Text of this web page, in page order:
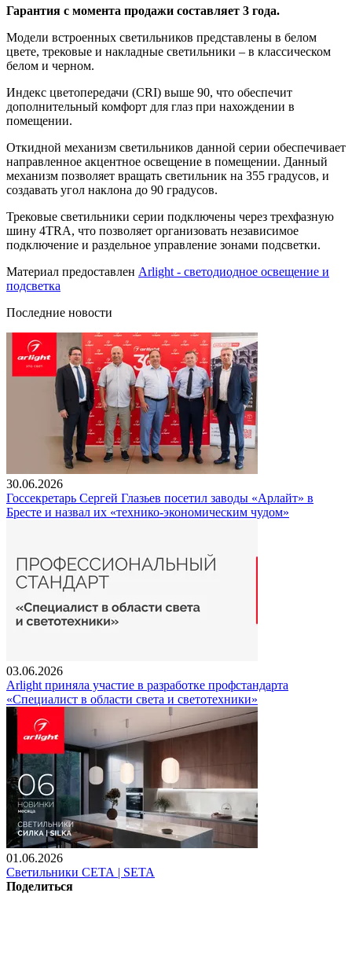
Гарантия с момента продажи составляет 3 года.
Модели встроенных светильников представлены в белом
цвете, трековые и накладные светильники – в классическом
белом и черном.
Индекс цветопередачи (CRI) выше 90, что обеспечит
дополнительный комфорт для глаз при нахождении в
помещении.
Откидной механизм светильников данной серии обеспечивает
направленное акцентное освещение в помещении. Данный
механизм позволяет вращать светильник на 355 градусов, и
создавать угол наклона до 90 градусов.
Трековые светильники серии подключены через трехфазную
шину 4TRA, что позволяет организовать независимое
подключение и раздельное управление зонами подсветки.
Материал предоставлен Arlight - светодиодное освещение и
подсветка
Последние новости
30.06.2026
Госсекретарь Сергей Глазьев посетил заводы «Арлайт» в
Бресте и назвал их «технико-экономическим чудом»
03.06.2026
Arlight приняла участие в разработке профстандарта
«Специалист в области света и светотехники»
01.06.2026
Светильники СЕТА | SETA
Поделиться